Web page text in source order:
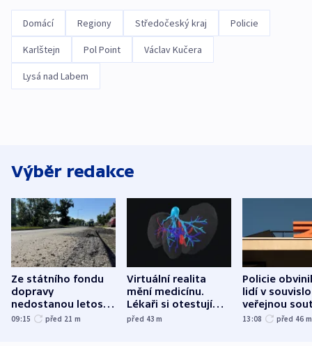
Domácí Regiony Středočeský kraj Policie
Karlštejn Pol Point Václav Kučera
Lysá nad Labem
Výběr redakce
Ze státního fondu
dopravy
nedostanou letos
kraje na silnice ani
09:15 před 21 m
Virtuální realita
mění medicínu.
Lékaři si otestují
každý řez, říká
před 43m
Policie
lidí v
veřejnou
Správy
13:08 před 46 m